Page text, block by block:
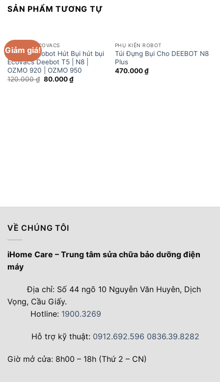
SẢN PHẨM TƯƠNG TỰ
Giảm giá!
PHỤ KIỆN ECOVACS
Khăn lau Robot Hút Bụi hút bụi
Ecovacs Deebot T5 | N8 |
OZMO 920 | OZMO 950
120.000₫ Giá
80.000₫Giá
hiện
PHỤ KIỆN ROBOT
Túi Đựng Bụi Cho DEEBOT N8
Plus
470.000₫
VỀ CHÚNG TÔI
iHome Care – Trung tâm sửa chữa bảo dưỡng điện
máy
Địa chỉ: Số 44 ngõ 10 Nguyễn Văn Huyên, Dịch
Vọng, Cầu Giấy.
Hotline: 1900.3269
Hỗ trợ kỹ thuật: 0912.692.596 0836.39.8282
Giờ mở cửa: 8h00 – 18h (Thứ 2 – CN)